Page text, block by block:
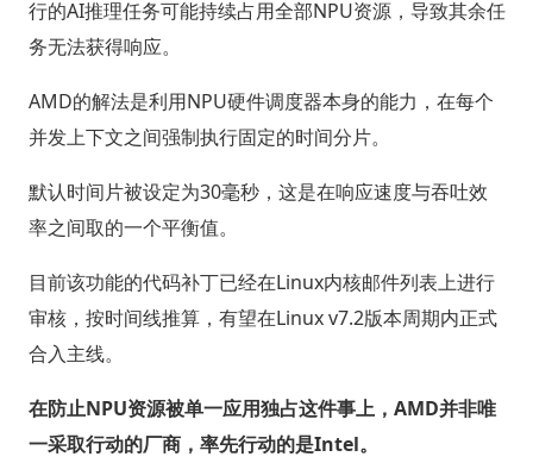
行的AI推理任务可能持续占用全部NPU资源，导致其余任
务无法获得响应。
AMD的解法是利用NPU硬件调度器本身的能力，在每个
并发上下文之间强制执行固定的时间分片。
默认时间片被设定为30毫秒，这是在响应速度与吞吐效
率之间取的一个平衡值。
目前该功能的代码补丁已经在Linux内核邮件列表上进行
审核，按时间线推算，有望在Linux v7.2版本周期内正式
合入主线。
在防止NPU资源被单一应用独占这件事上，AMD并非唯
一采取行动的厂商，率先行动的是Intel。